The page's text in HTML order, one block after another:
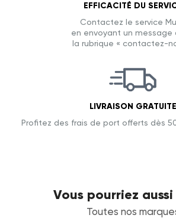
EFFICACITÉ DU
Contactez le service
en envoyant un message
la rubrique « contactez-
LIVRAISON GRATUITE
Profitez des frais de port offerts dès
Vous pourriez
Toutes nos